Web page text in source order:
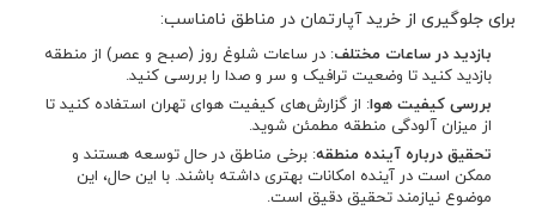
برای جلوگیری از خرید آپارتمان در مناطق نامناسب:
بازدید در ساعات مختلف: در ساعات شلوغ روز (صبح و عصر) از منطقه
بازدید کنید تا وضعیت ترافیک و سر و صدا را بررسی کنید.
بررسی کیفیت هوا: از گزارش‌های کیفیت هوای تهران استفاده کنید تا
از میزان آلودگی منطقه مطمئن شوید.
تحقیق درباره آینده منطقه: برخی مناطق در حال توسعه هستند و
ممکن است در آینده امکانات بهتری داشته باشند. با این حال، این
موضوع نیازمند تحقیق دقیق است.